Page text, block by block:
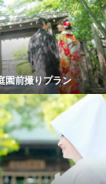
園前撮りプラン